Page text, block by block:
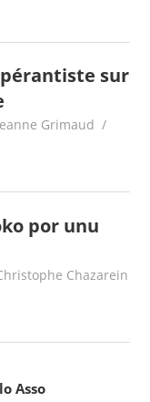
sur
Grimaud
por unu
Chazarein
Asso